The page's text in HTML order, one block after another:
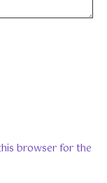
browser for the